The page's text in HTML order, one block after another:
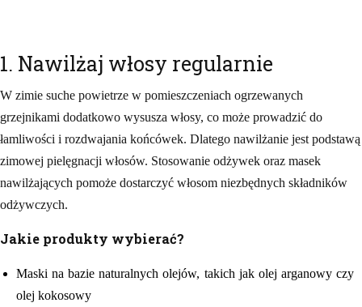
1. Nawilżaj włosy regularnie
W zimie suche powietrze w pomieszczeniach ogrzewanych
grzejnikami dodatkowo wysusza włosy, co może prowadzić do
łamliwości i rozdwajania końcówek. Dlatego nawilżanie jest podstawą
zimowej pielęgnacji włosów. Stosowanie odżywek oraz masek
nawilżających pomoże dostarczyć włosom niezbędnych składników
odżywczych.
Jakie produkty wybierać?
Maski na bazie naturalnych olejów, takich jak olej arganowy czy
olej kokosowy